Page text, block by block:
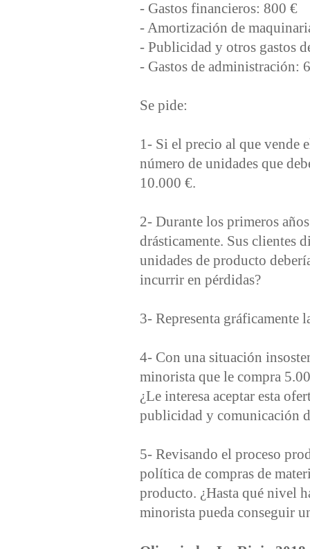
- Gastos financieros: 800 €
- Amortización de
- Publicidad y otros gastos
- Gastos de administración:
Se pide:
1- Si el precio al que vende
número de unidades que
10.000 €.
2- Durante los primeros
drásticamente. Sus clientes
unidades de producto
incurrir en pérdidas?
3- Representa gráficamente
4- Con una situación
minorista que le compra
¿Le interesa aceptar esta
publicidad y comunicación
5- Revisando el proceso
política de compras de
producto. ¿Hasta qué nivel
minorista pueda conseguir